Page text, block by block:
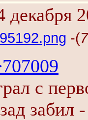
декабря
-(
с
забил